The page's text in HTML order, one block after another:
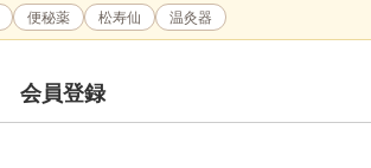
便秘薬 松寿仙 温灸器
会員登録